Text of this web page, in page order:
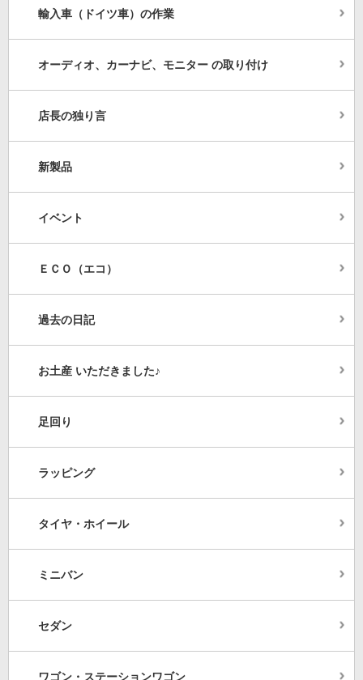
輸入車（ドイツ車）の作業
オーディオ、カーナビ、モニター の取り付け
店長の独り言
新製品
イベント
ＥＣＯ（エコ）
過去の日記
お土産 いただきました♪
足回り
ラッピング
タイヤ・ホイール
ミニバン
セダン
ワゴン・ステーションワゴン